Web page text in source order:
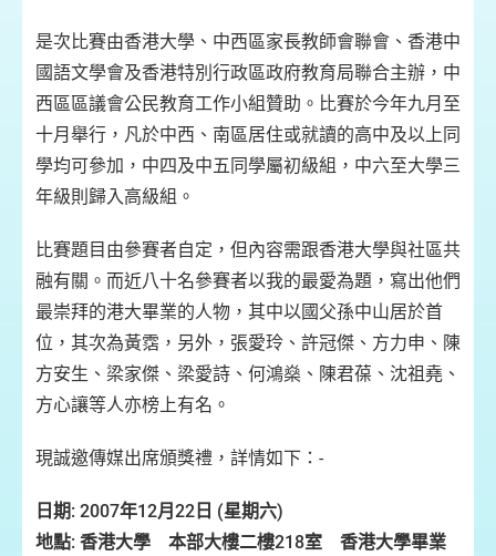
是次比賽由香港大學、中西區家長教師會聯會、香港中
國語文學會及香港特別行政區政府教育局聯合主辦，中
西區區議會公民教育工作小組贊助。比賽於今年九月至
十月舉行，凡於中西、南區居住或就讀的高中及以上同
學均可參加，中四及中五同學屬初級組，中六至大學三
年級則歸入高級組。
比賽題目由參賽者自定，但內容需跟香港大學與社區共
融有關。而近八十名參賽者以我的最愛為題，寫出他們
最崇拜的港大畢業的人物，其中以國父孫中山居於首
位，其次為黃霑，另外，張愛玲、許冠傑、方力申、陳
方安生、梁家傑、梁愛詩、何鴻燊、陳君葆、沈祖堯、
方心讓等人亦榜上有名。
現誠邀傳媒出席頒獎禮，詳情如下：-
日期: 2007年12月22日 (星期六)
地點: 香港大學 本部大樓二樓218室 香港大學畢業